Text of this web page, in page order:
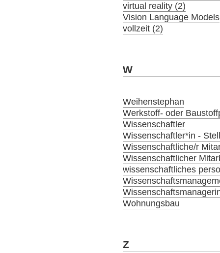
virtual reality (2)
Vision Language Models
vollzeit (2)
W
Weihenstephan
Werkstoff- oder
Wissenschaftler
Wissenschaftler*in -
Wissenschaftliche/r
Wissenschaftlicher
wissenschaftliches
Wohnungsbau
Z